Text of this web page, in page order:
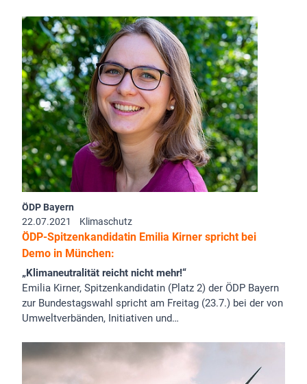
ÖDP Bayern
22.07.2021
Klimaschutz
ÖDP-Spitzenkandidatin Emilia Kirner spricht bei
Demo in München:
„Klimaneutralität reicht nicht mehr!“
Emilia Kirner, Spitzenkandidatin (Platz 2) der ÖDP Bayern
zur Bundestagswahl spricht am Freitag (23.7.) bei der von
Umweltverbänden, Initiativen und…